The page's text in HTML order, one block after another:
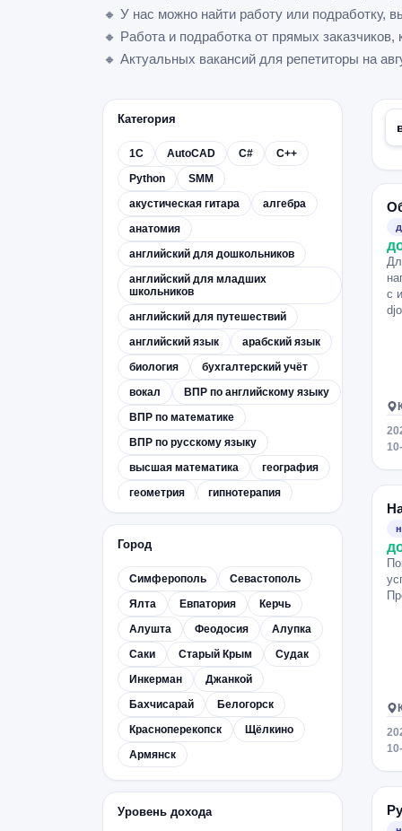
🔸 У нас можно найти работу или подработку,
🔸 Работа и подработка от прямых
🔸 Актуальных вакансий для репетиторы на
Категория
1С AutoCAD C#
C++
Python
SMM
акустическая гитара
алгебра
анатомия
английский для дошкольников
английский для младших
школьников
английский для путешествий
английский язык
арабский язык
биология
бухгалтерский учёт
вокал
ВПР по английскому языку
ВПР по математике
ВПР по русскому языку
высшая математика
география
геометрия
гипнотерапия
греческий язык
дискретная математика
ЕГЭ
ЕГЭ по английскому языку
ЕГЭ по биологии
ЕГЭ по информатике
ЕГЭ по истории
ЕГЭ по литературе
ЕГЭ по математике
ЕГЭ по математике (базовый
уровень)
ЕГЭ по математике (профильный
уровень)
ЕГЭ по обществознанию
Город
Симферополь
Севастополь
Ялта
Евпатория
Керчь
Алушта
Феодосия
Алупка
Саки
Старый Крым
Судак
Инкерман
Джанкой
Бахчисарай
Белогорск
Красноперекопск
Щёлкино
Армянск
Уровень дохода
с